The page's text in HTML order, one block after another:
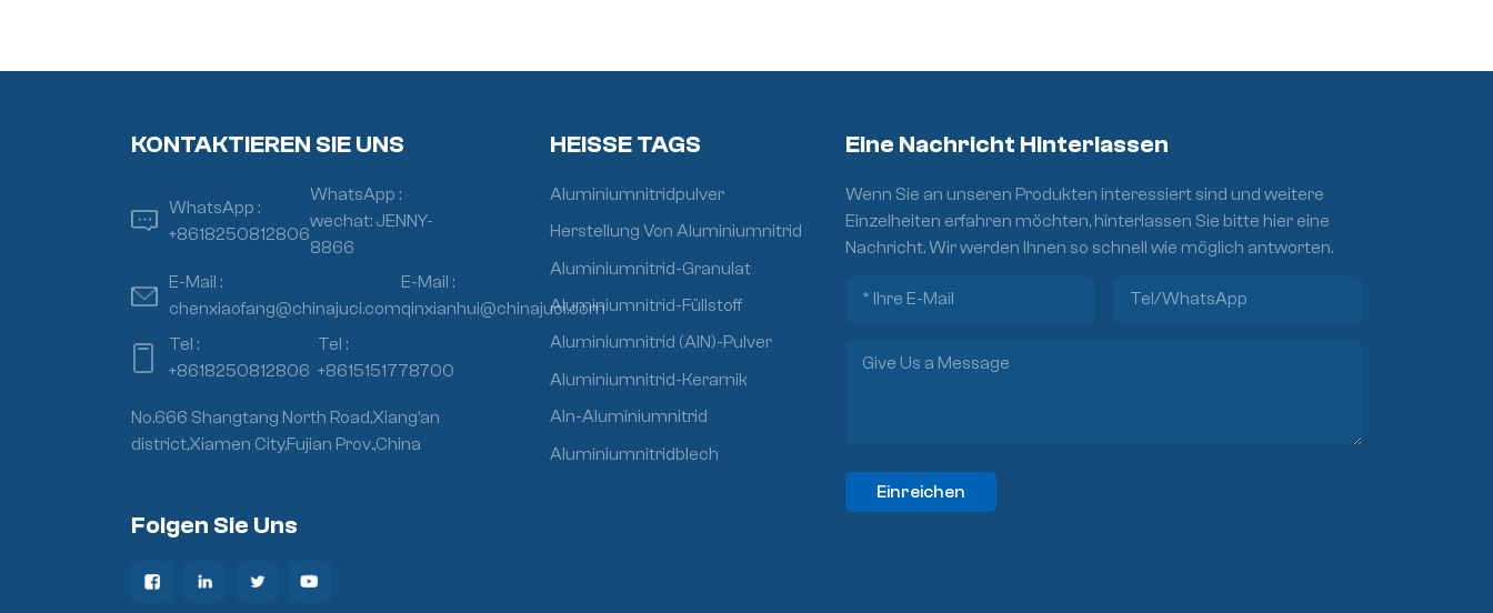
KONTAKTIEREN SIE UNS
WhatsApp :
+8618250812806
WhatsApp :
wechat: JENNY-
8866
E-Mail :
chenxiaofang@chinajuci.com
E-Mail :
qinxianhui@chinajuci.com
Tel :
+8618250812806
Tel :
+8615151778700
No.666 Shangtang North Road,Xiang’an
district,Xiamen City,Fujian Prov.,China
Folgen Sie Uns
HEISSE TAGS
Aluminiumnitridpulver
Herstellung Von Aluminiumnitrid
Aluminiumnitrid-Granulat
Aluminiumnitrid-Füllstoff
Aluminiumnitrid (AlN)-Pulver
Aluminiumnitrid-Keramik
Aln-Aluminiumnitrid
Aluminiumnitridblech
Eine Nachricht Hinterlassen
Wenn Sie an unseren Produkten interessiert sind und weitere
Einzelheiten erfahren möchten, hinterlassen Sie bitte hier eine
Nachricht. Wir werden Ihnen so schnell wie möglich antworten.
Einreichen